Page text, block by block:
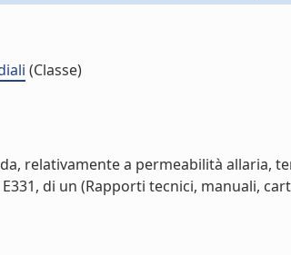
(Classe)
relativamente a permeabilità allaria,
di un (Rapporti tecnici, manuali,